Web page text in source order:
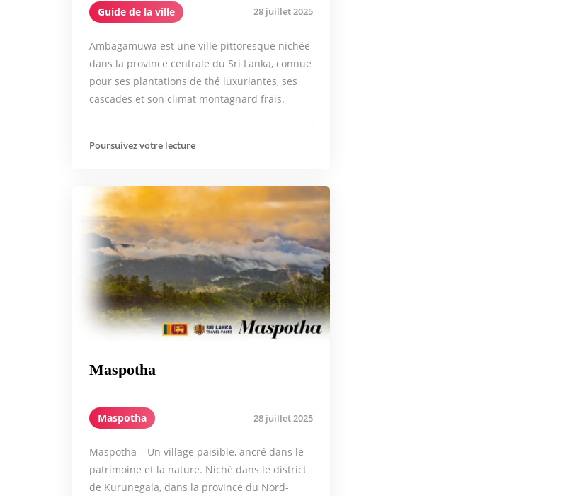
Guide de la ville 28 juillet 2025
Ambagamuwa est une ville pittoresque nichée
dans la province centrale du Sri Lanka, connue
pour ses plantations de thé luxuriantes, ses
cascades et son climat montagnard frais.
Poursuivez votre lecture
Maspotha
Maspotha 28 juillet 2025
Maspotha – Un village paisible, ancré dans le
patrimoine et la nature. Niché dans le district
de Kurunegala, dans la province du Nord-